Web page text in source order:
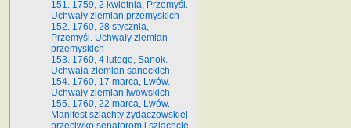
151. 1759, 2 kwietnia, Przemyśl.
Uchwały ziemian przemyskich
152. 1760, 28 stycznia,
Przemyśl. Uchwały ziemian
przemyskich
153. 1760, 4 lutego, Sanok.
Uchwała ziemian sanockich
154. 1760, 17 marca, Lwów.
Uchwały ziemian lwowskich
155. 1760, 22 marca, Lwów.
Manifest szlachty żydaczowskiej
przeciwko senatorom i szlachcie